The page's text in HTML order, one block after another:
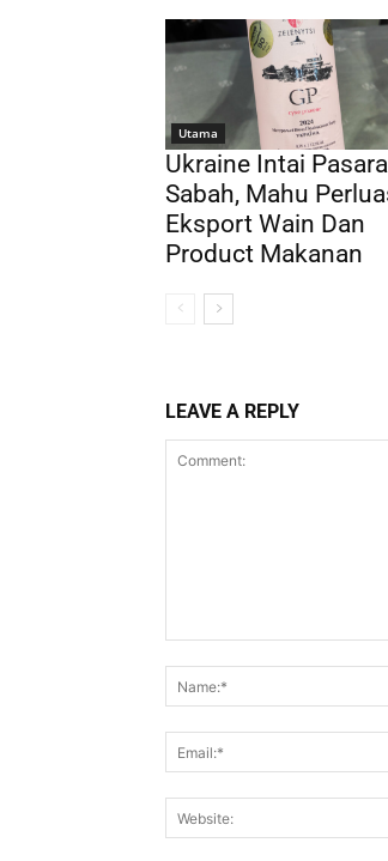
Utama
Ukraine Intai
Sabah, Mahu
Eksport Wain Dan
Product Makanan
LEAVE A REPLY